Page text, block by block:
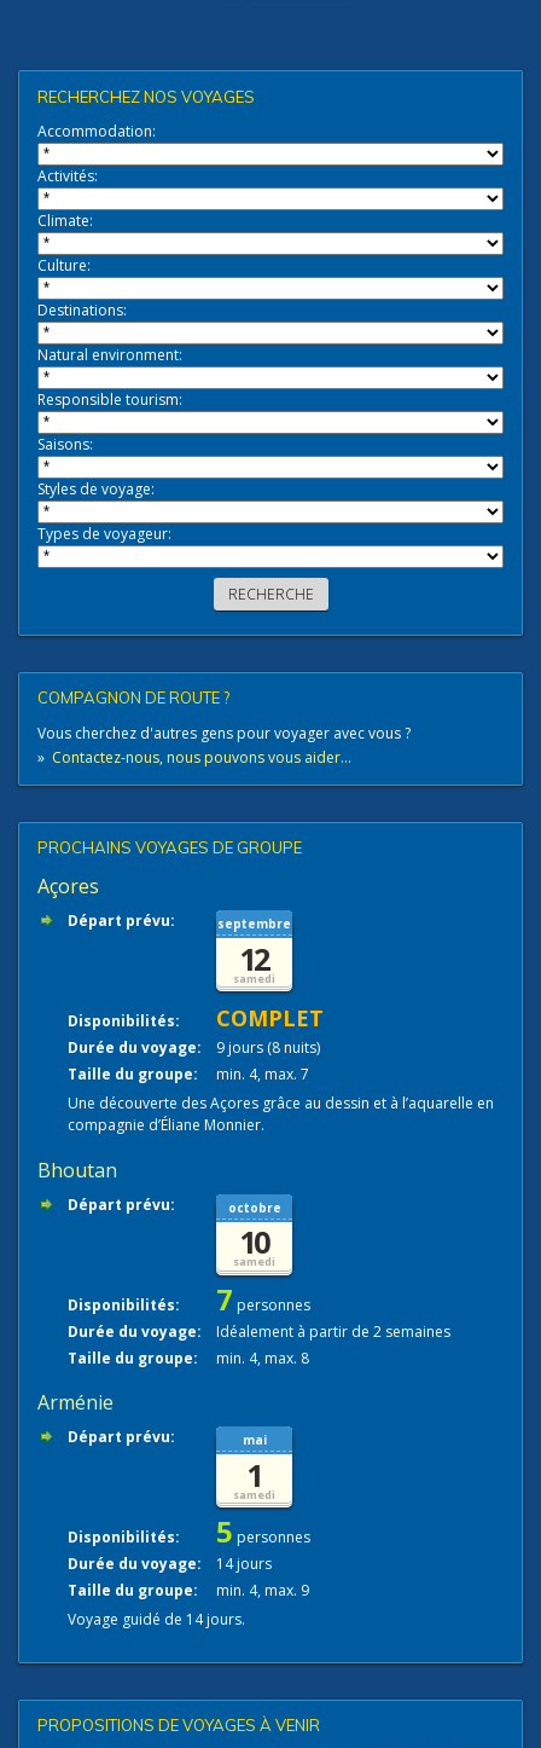
RECHERCHEZ NOS VOYAGES
Accommodation:
Activités:
Climate:
Culture:
Destinations:
Natural environment:
Responsible tourism:
Saisons:
Styles de voyage:
Types de voyageur:
COMPAGNON DE ROUTE ?
Vous cherchez d'autres gens pour voyager avec vous ?
» Contactez-nous, nous pouvons vous aider...
PROCHAINS VOYAGES DE GROUPE
Açores
Départ prévu: septembre
12
samedi
Disponibilités: COMPLET
Durée du voyage:
9 jours (8 nuits)
Taille du groupe:
min. 4, max. 7
Une découverte des Açores grâce au dessin et à l’aquarelle en
compagnie d’Éliane Monnier.
Bhoutan
Départ prévu: octobre
10
samedi
Disponibilités: 7 personnes
Durée du voyage:
Idéalement à partir de 2 semaines
Taille du groupe:
min. 4, max. 8
Arménie
Départ prévu: mai
1
samedi
Disponibilités: 5 personnes
Durée du voyage:
14 jours
Taille du groupe:
min. 4, max. 9
Voyage guidé de 14 jours.
PROPOSITIONS DE VOYAGES À VENIR